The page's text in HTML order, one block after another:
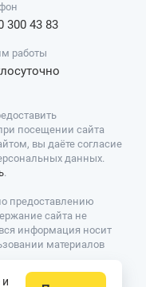
300 43 83
работы
посещении сайта
вы даёте согласие
данных.
.
предоставлению
сайта не
информация носит
материалов
и